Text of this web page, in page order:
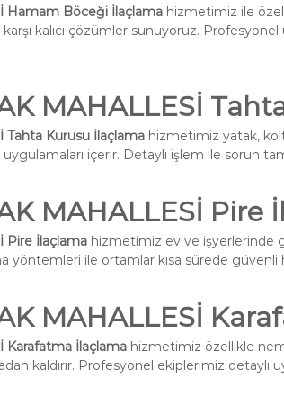
Hamam Böceği İlaçlama hizmetimiz ile
kalıcı çözümler sunuyoruz.
MAHALLESİ
Tahta Kurusu İlaçlama hizmetimiz yatak,
içerir. Detaylı işlem ile sorun
MAHALLESİ Pire
Pire İlaçlama hizmetimiz ev ve işyerlerinde
yöntemleri ile ortamlar kısa sürede güvenli
MAHALLESİ
Karafatma İlaçlama hizmetimiz özellikle
kaldırır. Profesyonel ekiplerimiz detaylı